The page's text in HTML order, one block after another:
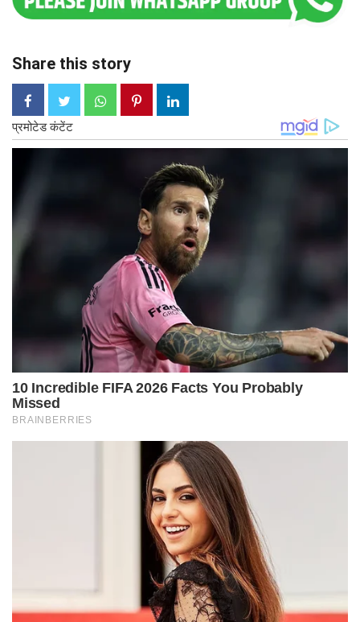
Share this story